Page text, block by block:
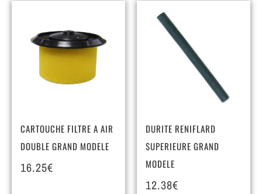
CARTOUCHE FILTRE A AIR
DOUBLE GRAND MODELE
16.25€
DURITE RENIFLARD
SUPERIEURE GRAND
MODELE
12.38€